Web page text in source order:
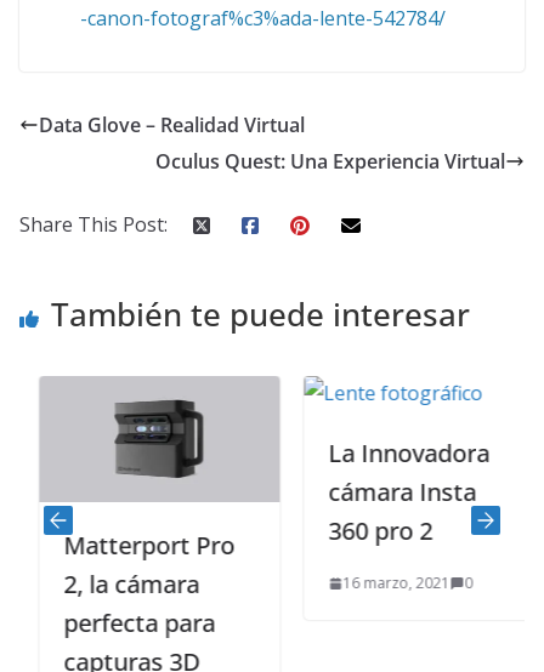
-canon-fotograf%c3%ada-lente-542784/
Data Glove – Realidad Virtual
Oculus Quest: Una Experiencia Virtual
Share This Post:
También te puede interesar
Matterport Pro
2, la cámara
perfecta para
capturas 3D
La Innovadora
cámara Insta
360 pro 2
16 marzo, 2021 0